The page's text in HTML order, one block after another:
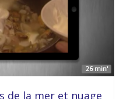
26 min'
de la mer et nuage